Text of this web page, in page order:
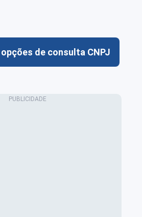
de consulta CNPJ